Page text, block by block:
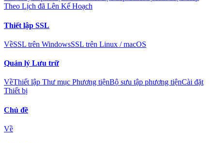
Theo Lịch đã Lên Kế Hoạch
Thiết lập SSL
VềSSL trên WindowsSSL trên Linux / macOS
Quản lý Lưu trữ
VềThiết lập Thư mục Phương tiệnBộ sưu tập phương tiệnCài đặt
Thiết bị
Chủ đề
Về